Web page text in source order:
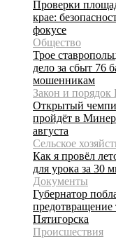
Проверки
крае:
фокусе
Общество
Трое
дело за сбыт 76
мошенникам
Закон и порядок
Открытый
пройдёт в
августа
Сельское
Как я провёл
для урока за 30
Документы
Губернатор
предотвращение
Пятигорска
Происшествия